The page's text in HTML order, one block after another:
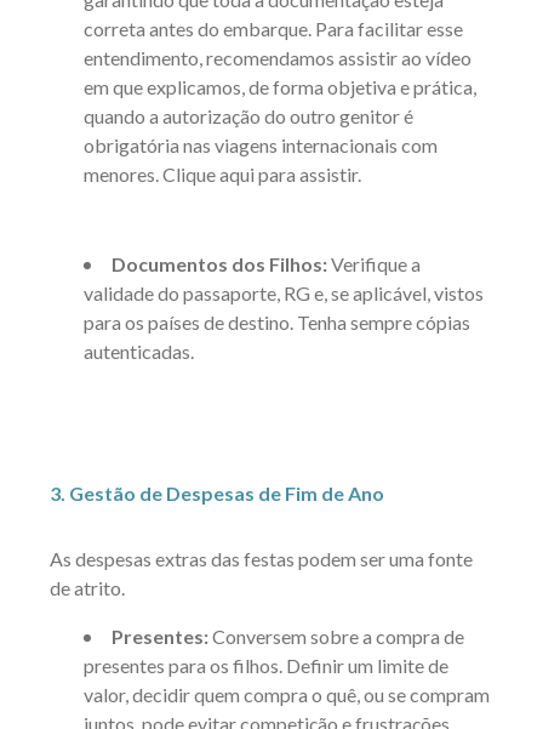
correta antes do embarque. Para facilitar esse
entendimento, recomendamos assistir ao vídeo
em que explicamos, de forma objetiva e prática,
quando a autorização do outro genitor é
obrigatória nas viagens internacionais com
menores. Clique aqui para assistir.
Documentos dos Filhos:Verifique a
validade do passaporte, RG e, se aplicável, vistos
para os países de destino. Tenha sempre cópias
autenticadas.
3. Gestão de Despesas de Fim de Ano
As despesas extras das festas podem ser uma fonte
de atrito.
Presentes:Conversem sobre a compra de
presentes para os filhos. Definir um limite de
valor, decidir quem compra o quê, ou se compram
juntos, pode evitar competição e frustrações.